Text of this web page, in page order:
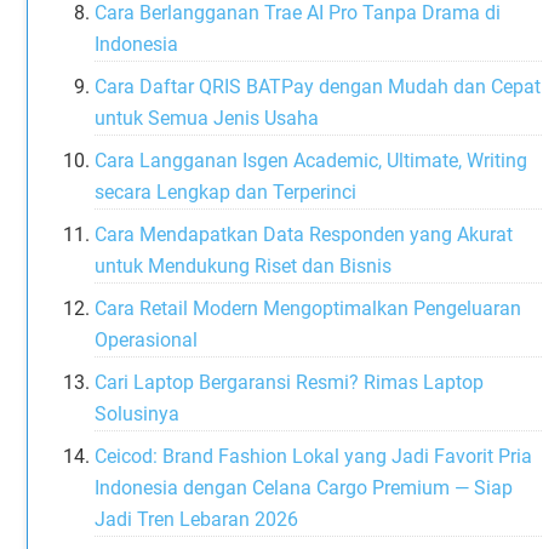
Cara Berlangganan Trae AI Pro Tanpa Drama di
Indonesia
Cara Daftar QRIS BATPay dengan Mudah dan Cepat
untuk Semua Jenis Usaha
Cara Langganan Isgen Academic, Ultimate, Writing
secara Lengkap dan Terperinci
Cara Mendapatkan Data Responden yang Akurat
untuk Mendukung Riset dan Bisnis
Cara Retail Modern Mengoptimalkan Pengeluaran
Operasional
Cari Laptop Bergaransi Resmi? Rimas Laptop
Solusinya
Ceicod: Brand Fashion Lokal yang Jadi Favorit Pria
Indonesia dengan Celana Cargo Premium — Siap
Jadi Tren Lebaran 2026